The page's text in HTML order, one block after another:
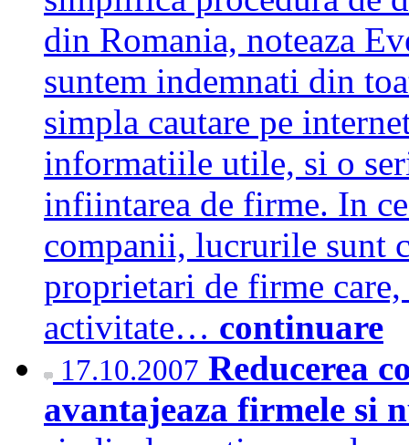
din Romania, noteaza
suntem indemnati din
simpla cautare pe
informatiile utile, si o
infiintarea de firme. In
companii, lucrurile sunt
proprietari de firme care,
activitate… continuare
17.10.2007 Reducerea
avantajeaza firmele si